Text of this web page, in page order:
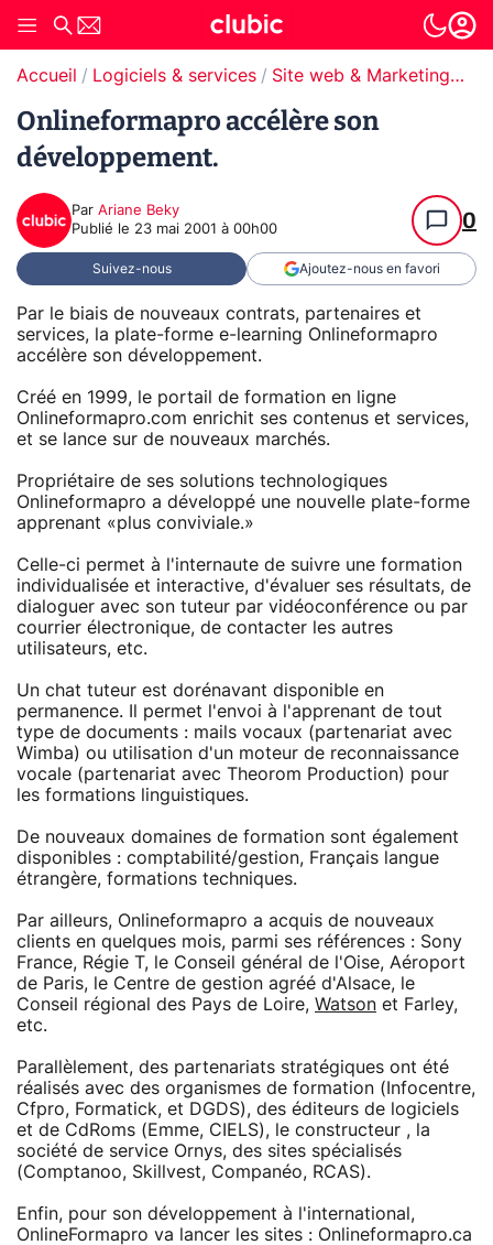
Accueil Logiciels & services Site web & Marketing Digital
Onlineformapro accélère son
développement.
Par Ariane Beky
Publié le 23 mai 2001 à 00h00 0
Suivez-nous Ajoutez-nous en favori
Par le biais de nouveaux contrats, partenaires et
services, la plate-forme e-learning Onlineformapro
accélère son développement.
Créé en 1999, le portail de formation en ligne
Onlineformapro.com enrichit ses contenus et services,
et se lance sur de nouveaux marchés.
Propriétaire de ses solutions technologiques
Onlineformapro a développé une nouvelle plate-forme
apprenant «plus conviviale.»
Celle-ci permet à l'internaute de suivre une formation
individualisée et interactive, d'évaluer ses résultats, de
dialoguer avec son tuteur par vidéoconférence ou par
courrier électronique, de contacter les autres
utilisateurs, etc.
Un chat tuteur est dorénavant disponible en
permanence. Il permet l'envoi à l'apprenant de tout
type de documents : mails vocaux (partenariat avec
Wimba) ou utilisation d'un moteur de reconnaissance
vocale (partenariat avec Theorom Production) pour
les formations linguistiques.
De nouveaux domaines de formation sont également
disponibles : comptabilité/gestion, Français langue
étrangère, formations techniques.
Par ailleurs, Onlineformapro a acquis de nouveaux
clients en quelques mois, parmi ses références : Sony
France, Régie T, le Conseil général de l'Oise, Aéroport
de Paris, le Centre de gestion agréé d'Alsace, le
Conseil régional des Pays de Loire, Watson et Farley,
etc.
Parallèlement, des partenariats stratégiques ont été
réalisés avec des organismes de formation (Infocentre,
Cfpro, Formatick, et DGDS), des éditeurs de logiciels
et de CdRoms (Emme, CIELS), le constructeur , la
société de service Ornys, des sites spécialisés
(Comptanoo, Skillvest, Companéo, RCAS).
Enfin, pour son développement à l'international,
OnlineFormapro va lancer les sites : Onlineformapro.ca